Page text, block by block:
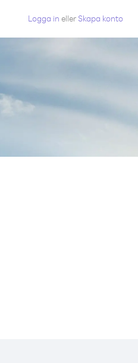
Logga in eller Skapa konto